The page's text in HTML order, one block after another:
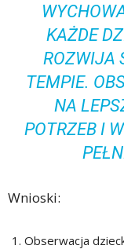
KAŻDE
ROZWIJA
TEMPIE.
NA
POTRZEB I
Wnioski:
Obserwacja